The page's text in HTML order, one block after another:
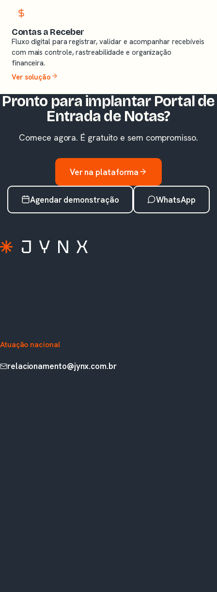
Contas a Receber
Fluxo digital para registrar, validar e acompanhar recebíveis
com mais controle, rastreabilidade e organização
financeira.
Ver solução
Pronto para implantar Portal de
Entrada de Notas?
Comece agora. É gratuito e sem compromisso.
Ver na plataforma
Agendar demonstração WhatsApp
Atuação nacional
relacionamento@jynx.com.br